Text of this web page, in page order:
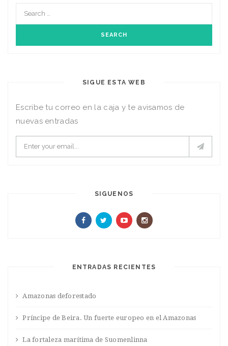
SIGUE ESTA WEB
Escribe tu correo en la caja y te avisamos de
nuevas entradas
SIGUENOS
ENTRADAS RECIENTES
Amazonas deforestado
Príncipe de Beira. Un fuerte europeo en el Amazonas
La fortaleza marítima de Suomenlinna